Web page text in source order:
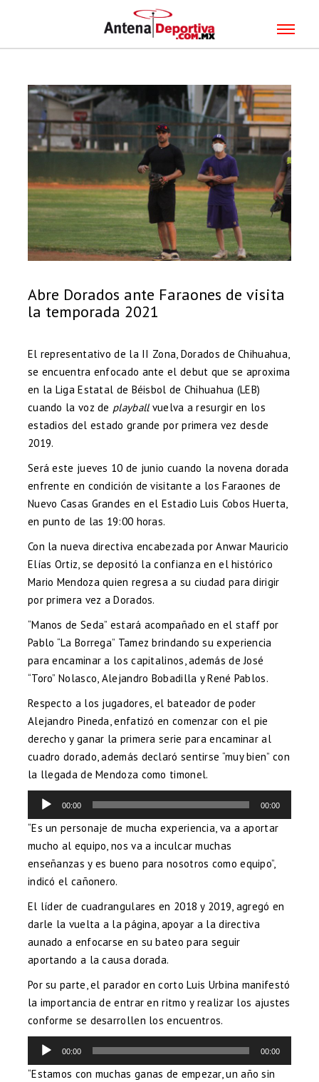
Abre Dorados ante Faraones de visita
la temporada 2021
El representativo de la II Zona, Dorados de Chihuahua,
se encuentra enfocado ante el debut que se aproxima
en la Liga Estatal de Béisbol de Chihuahua (LEB)
cuando la voz de playball vuelva a resurgir en los
estadios del estado grande por primera vez desde
2019.
Será este jueves 10 de junio cuando la novena dorada
enfrente en condición de visitante a los Faraones de
Nuevo Casas Grandes en el Estadio Luis Cobos Huerta,
en punto de las 19:00 horas.
Con la nueva directiva encabezada por Anwar Mauricio
Elías Ortiz, se depositó la confianza en el histórico
Mario Mendoza quien regresa a su ciudad para dirigir
por primera vez a Dorados.
“Manos de Seda” estará acompañado en el staff por
Pablo “La Borrega” Tamez brindando su experiencia
para encaminar a los capitalinos, además de José
“Toro” Nolasco, Alejandro Bobadilla y René Pablos.
Respecto a los jugadores, el bateador de poder
Alejandro Pineda, enfatizó en comenzar con el pie
derecho y ganar la primera serie para encaminar al
cuadro dorado, además declaró sentirse “muy bien” con
la llegada de Mendoza como timonel.
Reproductor
audio
00:00 00:00
“Es un personaje de mucha experiencia, va a aportar
mucho al equipo, nos va a inculcar muchas
enseñanzas y es bueno para nosotros como equipo”,
indicó el cañonero.
El líder de cuadrangulares en 2018 y 2019, agregó en
darle la vuelta a la página, apoyar a la directiva
aunado a enfocarse en su bateo para seguir
aportando a la causa dorada.
Por su parte, el parador en corto Luis Urbina manifestó
la importancia de entrar en ritmo y realizar los ajustes
conforme se desarrollen los encuentros.
Reproductor
audio
00:00 00:00
“Estamos con muchas ganas de empezar, un año sin